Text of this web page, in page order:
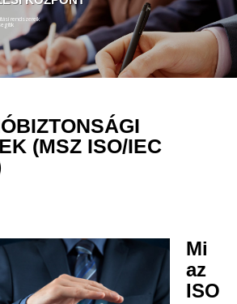
rendszereik
(MSZ ISO/IEC
Mi
az
ISO